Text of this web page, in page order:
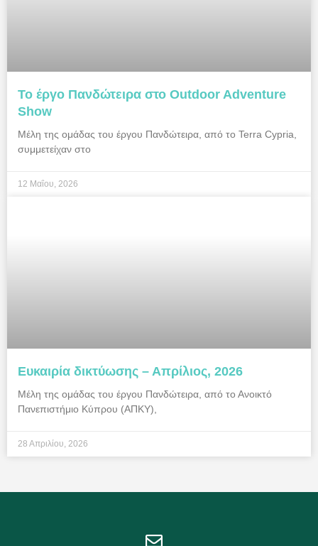
Το έργο Πανδώτειρα στο Outdoor Adventure
Show
Μέλη της ομάδας του έργου Πανδώτειρα, από το Terra Cypria,
συμμετείχαν στο
12 Μαΐου, 2026
Ευκαιρία δικτύωσης – Απρίλιος, 2026
Μέλη της ομάδας του έργου Πανδώτειρα, από το Ανοικτό
Πανεπιστήμιο Κύπρου (ΑΠΚΥ),
28 Απριλίου, 2026